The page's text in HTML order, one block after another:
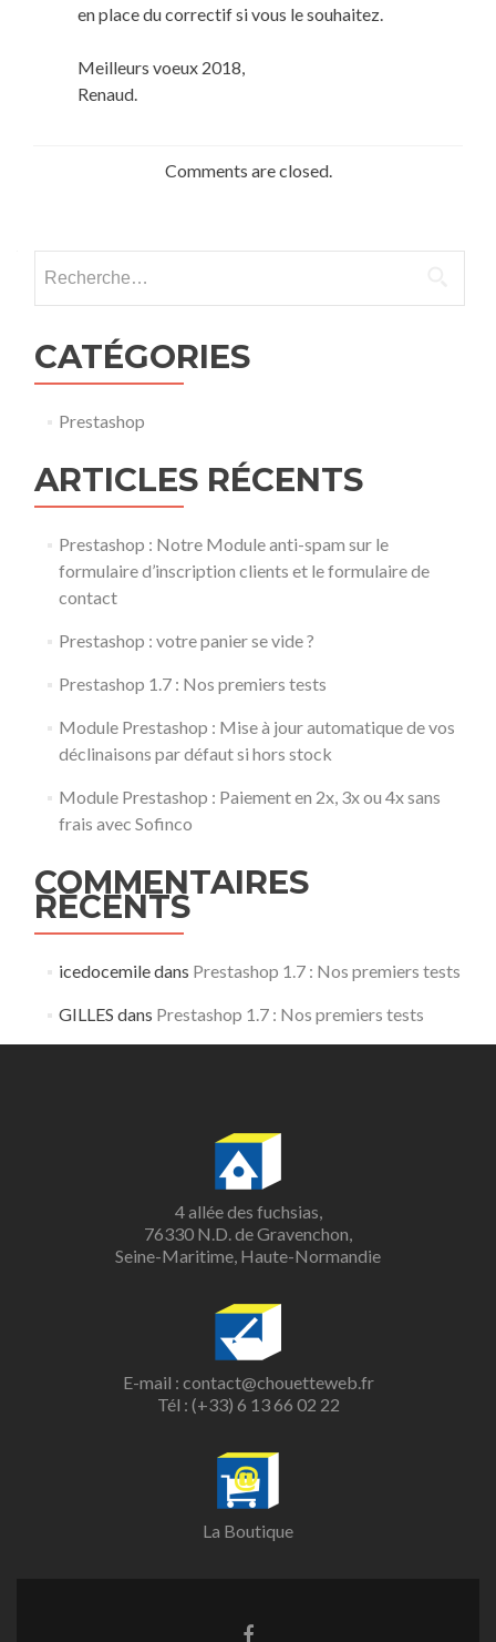
en place du correctif si vous le souhaitez.
Meilleurs voeux 2018,
Renaud.
Comments are closed.
CATÉGORIES
Prestashop
ARTICLES RÉCENTS
Prestashop : Notre Module anti-spam sur le
formulaire d’inscription clients et le formulaire de
contact
Prestashop : votre panier se vide ?
Prestashop 1.7 : Nos premiers tests
Module Prestashop : Mise à jour automatique de vos
déclinaisons par défaut si hors stock
Module Prestashop : Paiement en 2x, 3x ou 4x sans
frais avec Sofinco
COMMENTAIRES
RÉCENTS
icedocemiledans Prestashop 1.7 : Nos premiers tests
GILLES dans Prestashop 1.7 : Nos premiers tests
4 allée des fuchsias,
76330 N.D. de Gravenchon,
Seine-Maritime, Haute-Normandie
E-mail : contact@chouetteweb.fr
Tél : (+33) 6 13 66 02 22
La Boutique